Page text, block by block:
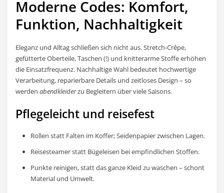
Moderne Codes: Komfort,
Funktion, Nachhaltigkeit
Eleganz und Alltag schließen sich nicht aus. Stretch-Crêpe,
gefütterte Oberteile, Taschen (!) und knitterarme Stoffe erhöhen
die Einsatzfrequenz. Nachhaltige Wahl bedeutet hochwertige
Verarbeitung, reparierbare Details und zeitloses Design – so
werdenabendkleiderzu Begleitern über viele Saisons.
Pflegeleicht und reisefest
Rollen statt Falten im Koffer; Seidenpapier zwischen Lagen.
Reisesteamer statt Bügeleisen bei empfindlichen Stoffen.
Punkte reinigen, statt das ganze Kleid zu waschen – schont
Material und Umwelt.